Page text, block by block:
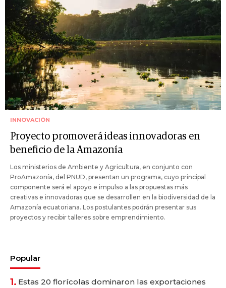
INNOVACIÓN
Proyecto promoverá ideas innovadoras en
beneficio de la Amazonía
Los ministerios de Ambiente y Agricultura, en conjunto con
ProAmazonía, del PNUD, presentan un programa, cuyo principal
componente será el apoyo e impulso a las propuestas más
creativas e innovadoras que se desarrollen en la biodiversidad de la
Amazonía ecuatoriana. Los postulantes podrán presentar sus
proyectos y recibir talleres sobre emprendimiento.
Popular
1. Estas 20 florícolas dominaron las exportaciones